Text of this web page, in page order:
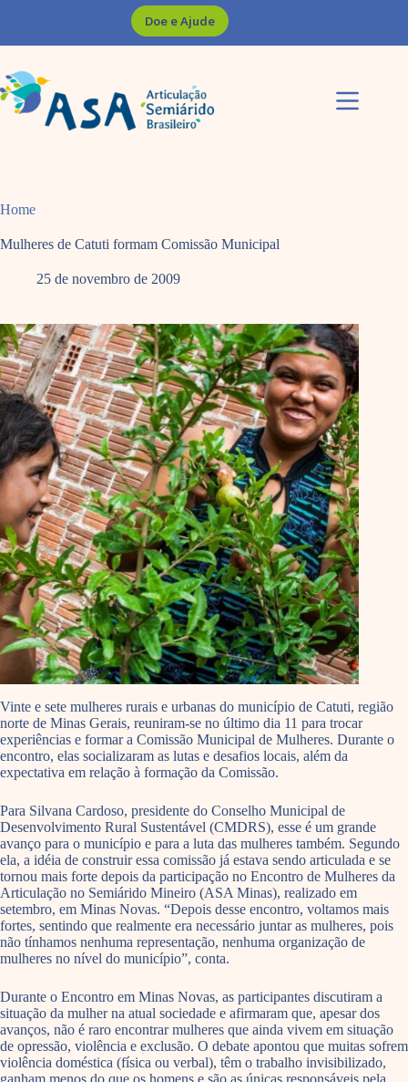
Doe e Ajude
Home
Mulheres de Catuti formam Comissão Municipal
25 de novembro de 2009
Vinte e sete mulheres rurais e urbanas do município de Catuti, região
norte de Minas Gerais, reuniram-se no último dia 11 para trocar
experiências e formar a Comissão Municipal de Mulheres. Durante o
encontro, elas socializaram as lutas e desafios locais, além da
expectativa em relação à formação da Comissão.
Para Silvana Cardoso, presidente do Conselho Municipal de
Desenvolvimento Rural Sustentável (CMDRS), esse é um grande
avanço para o município e para a luta das mulheres também. Segundo
ela, a idéia de construir essa comissão já estava sendo articulada e se
tornou mais forte depois da participação no Encontro de Mulheres da
Articulação no Semiárido Mineiro (ASA Minas), realizado em
setembro, em Minas Novas. “Depois desse encontro, voltamos mais
fortes, sentindo que realmente era necessário juntar as mulheres, pois
não tínhamos nenhuma representação, nenhuma organização de
mulheres no nível do município”, conta.
Durante o Encontro em Minas Novas, as participantes discutiram a
situação da mulher na atual sociedade e afirmaram que, apesar dos
avanços, não é raro encontrar mulheres que ainda vivem em situação
de opressão, violência e exclusão. O debate apontou que muitas sofrem
violência doméstica (física ou verbal), têm o trabalho invisibilizado,
ganham menos do que os homens e são as únicas responsáveis pela